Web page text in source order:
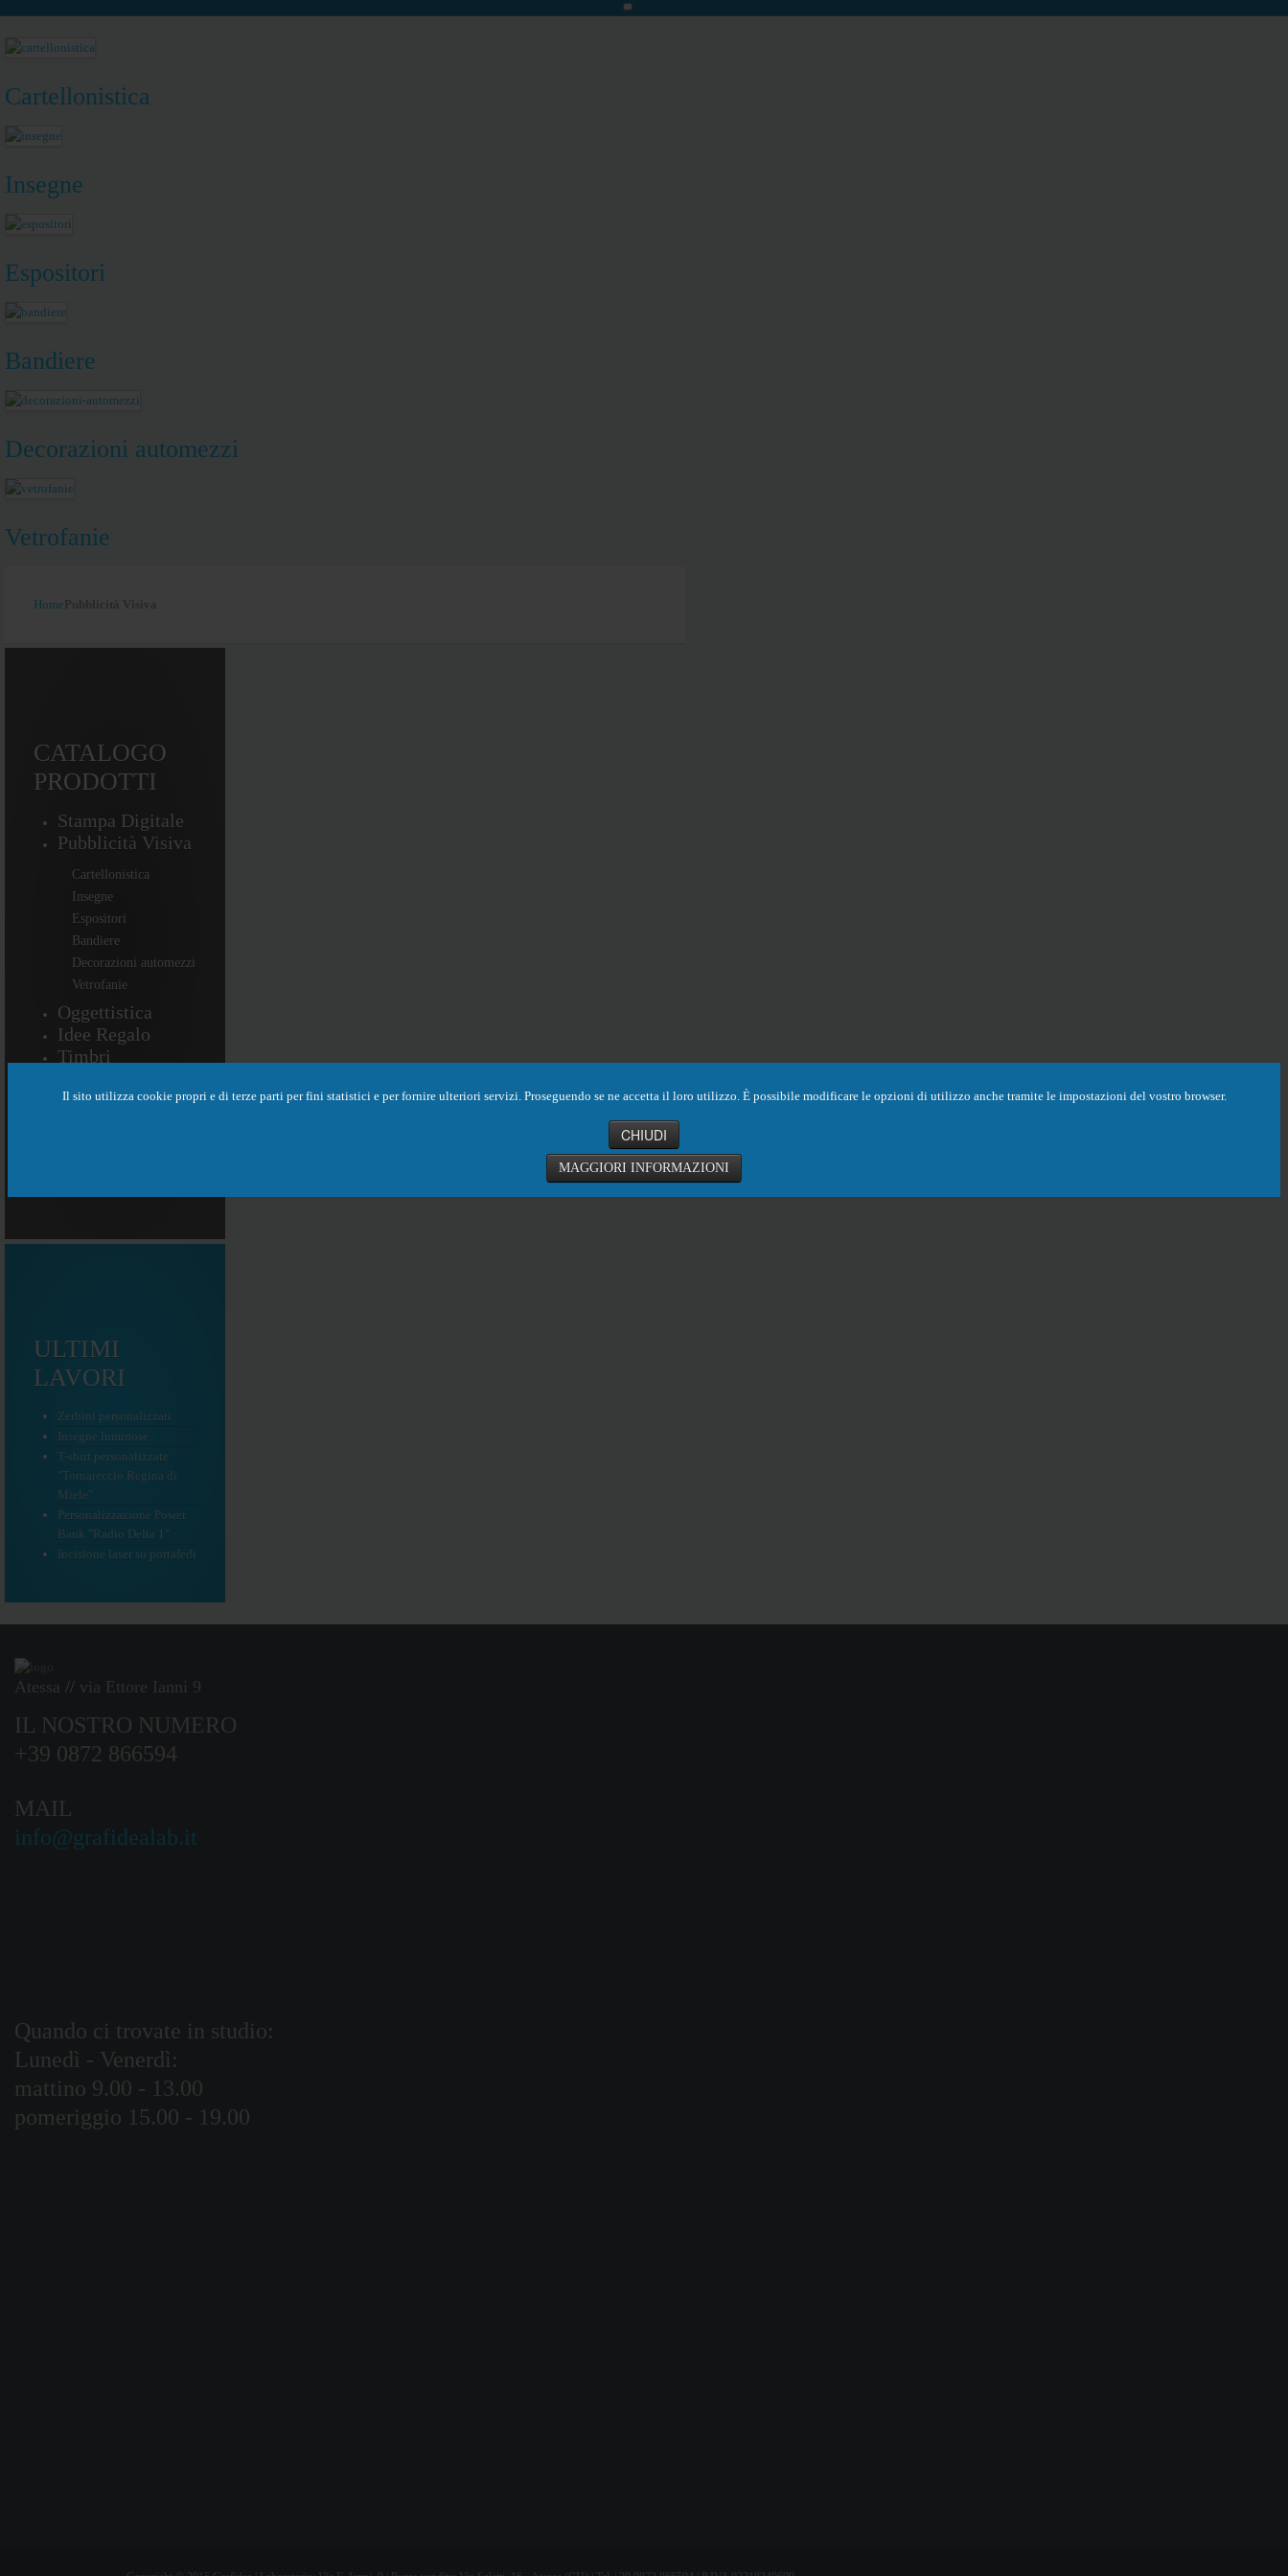
Il sito utilizza cookie propri e di terze parti per fini statistici e per fornire ulteriori servizi. Proseguendo se ne accetta il loro utilizzo. È possibile modificare le opzioni di utilizzo anche tramite le impostazioni del vostro browser.
CHIUDI
MAGGIORI INFORMAZIONI
Cartellonistica
Insegne
Espositori
Bandiere
Decorazioni automezzi
Vetrofanie
Home
CATALOGO
PRODOTTI
Stampa Digitale
Pubblicità Visiva
Cartellonistica
Insegne
Espositori
Bandiere
Decorazioni automezzi
Vetrofanie
Oggettistica
Idee Regalo
Timbri
Premi
ULTIMI
LAVORI
Zerbini personalizzati
Insegne luminose
T-shirt personalizzate
"Tornareccio Regina di
Miele"
Personalizzazione Power
Bank "Radio Delta 1"
Incisione laser su portafedi
Atessa // via Ettore Ianni 9
IL NOSTRO NUMERO
+39 0872 866594
MAIL
info@grafidealab.it
Quando ci trovate in studio:
Lunedì - Venerdì:
mattino 9.00 - 13.00
pomeriggio 15.00 - 19.00